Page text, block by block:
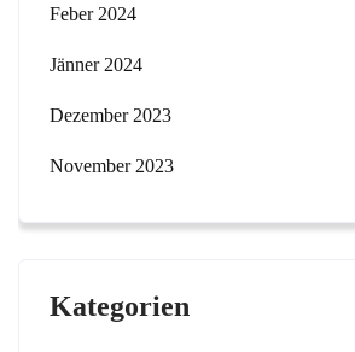
Feber 2024
Jänner 2024
Dezember 2023
November 2023
Kategorien